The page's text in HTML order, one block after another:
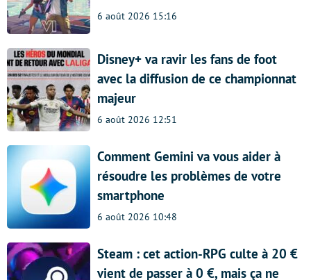
6 août 2026 15:16
Disney+ va ravir les fans de foot
avec la diffusion de ce championnat
majeur
6 août 2026 12:51
Comment Gemini va vous aider à
résoudre les problèmes de votre
smartphone
6 août 2026 10:48
Steam : cet action-RPG culte à 20 €
vient de passer à 0 €, mais ça ne